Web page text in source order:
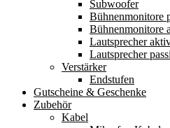
Subwoofer
Bühnenmonitore
Bühnenmonitore
Lautsprecher
Lautsprecher
Verstärker
Endstufen
Gutscheine & Geschenke
Zubehör
Kabel